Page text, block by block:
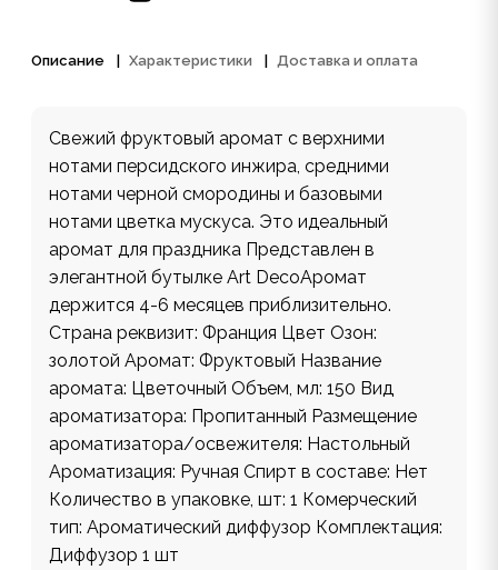
Описание Характеристики Доставка и оплата
Свежий фруктовый аромат с верхними
нотами персидского инжира, средними
нотами черной смородины и базовыми
нотами цветка мускуса. Это идеальный
аромат для праздника Представлен в
элегантной бутылке Art DecoАромат
держится 4-6 месяцев приблизительно.
Страна реквизит: Франция Цвет Озон:
золотой Аромат: Фруктовый Название
аромата: Цветочный Объем, мл: 150 Вид
ароматизатора: Пропитанный Размещение
ароматизатора/освежителя: Настольный
Ароматизация: Ручная Спирт в составе: Нет
Количество в упаковке, шт: 1 Комерческий
тип: Ароматический диффузор Комплектация:
Диффузор 1 шт